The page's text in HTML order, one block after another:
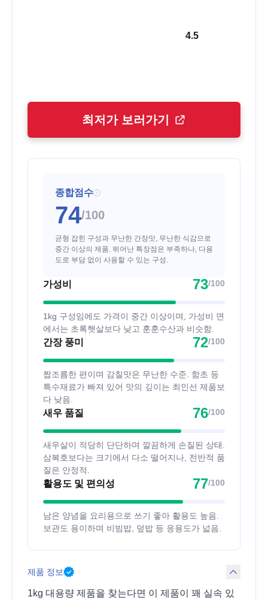
4.5
최저가 보러가기
종합점수 i
74/100
균형 잡힌 구성과 무난한 간장맛, 무난한 식감으로
중간 이상의 제품. 뛰어난 특장점은 부족하나, 다용
도로 부담 없이 사용할 수 있는 구성.
가성비 73/100
1kg 구성임에도 가격이 중간 이상이며, 가성비 면
에서는 초록햇살보다 낮고 훈훈수산과 비슷함.
간장 풍미 72/100
짭조름한 편이며 감칠맛은 무난한 수준. 함초 등
특수재료가 빠져 있어 맛의 깊이는 최인선 제품보
다 낮음.
새우 품질 76/100
새우살이 적당히 단단하며 깔끔하게 손질된 상태.
삼복호보다는 크기에서 다소 떨어지나, 전반적 품
질은 안정적.
활용도 및 편의성 77/100
남은 양념을 요리용으로 쓰기 좋아 활용도 높음.
보관도 용이하며 비빔밥, 덮밥 등 응용도가 넓음.
제품 정보
1kg 대용량 제품을 찾는다면 이 제품이 꽤 실속 있